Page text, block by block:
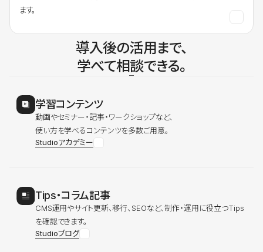
ます。
導入後の活用まで、
学べて相談できる。
学習コンテンツ
動画やセミナー・記事・ワークショップなど、
使い方を学べるコンテンツを多数ご用意。
Studioアカデミー
Tips・コラム記事
CMS運用やサイト更新、移行、SEOなど、制作・運用に役立つTips
を確認できます。
Studioブログ